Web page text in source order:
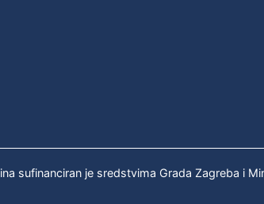
sufinanciran je sredstvima Grada Zagreba i